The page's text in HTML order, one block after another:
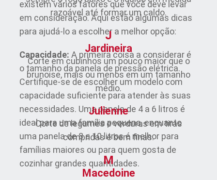
existem vários fatores que você deve levar
em consideração. Aqui estão algumas dicas
para ajudá-lo a escolher a melhor opção:
Capacidade: A primeira coisa a considerar é
o tamanho da panela de pressão elétrica.
Certifique-se de escolher um modelo com
capacidade suficiente para atender às suas
necessidades. Uma panela de 4 a 6 litros é
ideal para uma família pequena, enquanto
uma panela de 8 a 10 litros é melhor para
famílias maiores ou para quem gosta de
cozinhar grandes quantidades.
razoável até formar um caldo.
J
Jardineira
Corte em cubinhos um pouco maior que o
brunoise, mais ou menos em um tamanho
médio.
Julienne
Corte de legumes e verduras em tiras
compridas e bem finas.
M
Macedoine